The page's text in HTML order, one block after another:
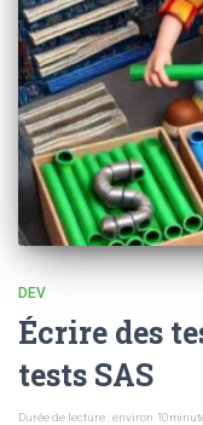
DEV
Écrire des
tests SAS
Durée de lecture : environ 10